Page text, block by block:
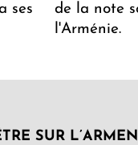
ses
de la note
l'Arménie.
SUR